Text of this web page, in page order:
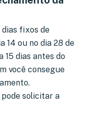
fixos de
14 ou no dia 28 de
15 dias antes do
você consegue
solicitar a